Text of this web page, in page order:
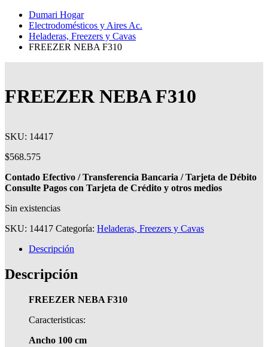
Dumari Hogar
Electrodomésticos y Aires Ac.
Heladeras, Freezers y Cavas
FREEZER NEBA F310
FREEZER NEBA F310
SKU: 14417
$568.575
Contado Efectivo / Transferencia Bancaria / Tarjeta de Débito
Consulte Pagos con Tarjeta de Crédito y otros medios
Sin existencias
SKU: 14417 Categoría: Heladeras, Freezers y Cavas
Descripción
Descripción
FREEZER NEBA F310
Caracteristicas:
Ancho 100 cm